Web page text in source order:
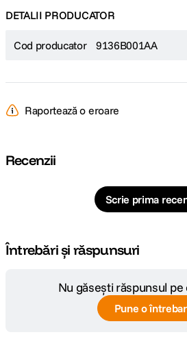
DETALII PRODUCATOR
Cod producator 9136B001AA
Raportează o eroare
Recenzii
Scrie prima
Întrebări și răspunsuri
Nu găsești răspunsul pe
Pune o